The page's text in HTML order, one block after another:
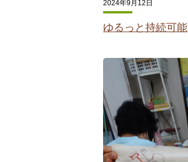
2024年9月12日
ゆるっと持続可能